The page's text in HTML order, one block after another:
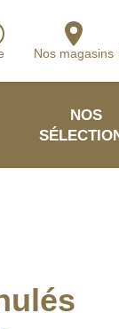
Nos magasins
NOS